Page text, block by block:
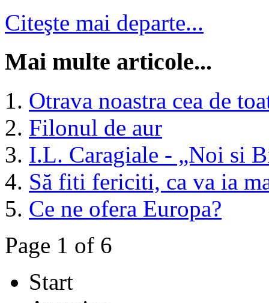
Citeşte mai departe...
Mai multe articole...
Otrava noastra cea de
Filonul de aur
I.L. Caragiale - „Noi si
Să fiti fericiti, ca va ia
Ce ne ofera Europa?
Page 1 of 6
Start